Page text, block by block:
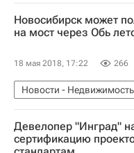
Новосибирск может
на мост через Обь
18 мая 2018, 17:22 266
Новости - Недвижимость
Новосибирская область
Федеральное дорожное
Девелопер "Инград"
сертификацию